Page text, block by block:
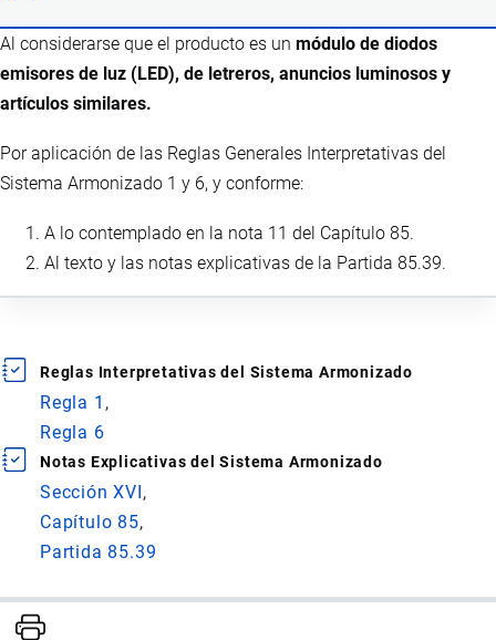
Al considerarse que el producto es un módulo de diodos
emisores de luz (LED), de letreros, anuncios luminosos y
artículos similares.
Por aplicación de las Reglas Generales Interpretativas del
Sistema Armonizado 1 y 6, y conforme:
A lo contemplado en la nota 11 del Capítulo 85.
Al texto y las notas explicativas de la Partida 85.39.
Reglas Interpretativas del Sistema Armonizado
Regla 1
Regla 6
Notas Explicativas del Sistema Armonizado
Sección XVI
Capítulo 85
Partida 85.39